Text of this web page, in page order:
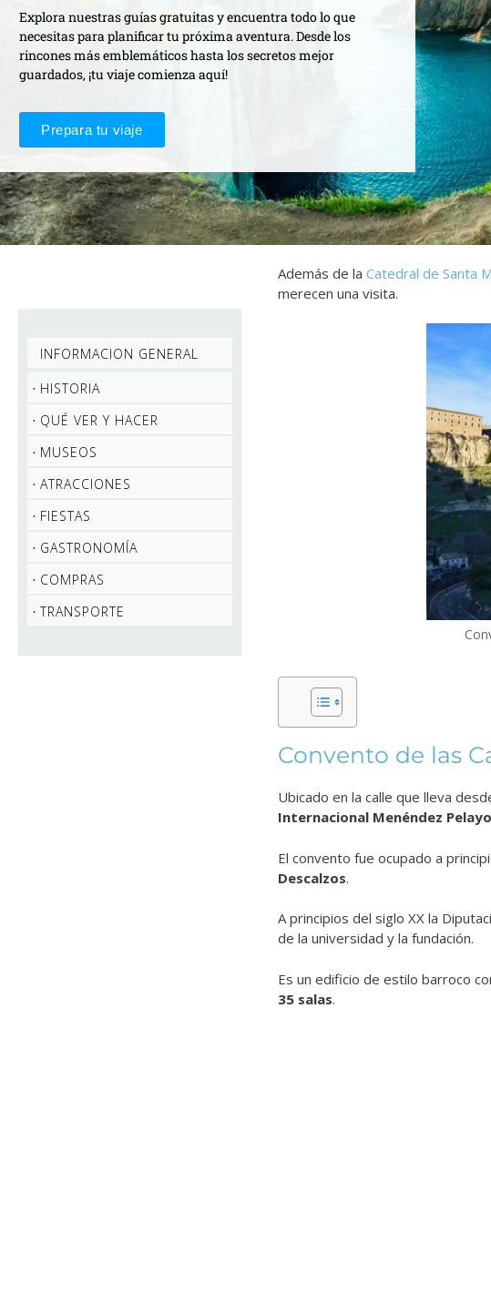
Explora nuestras guías gratuitas y encuentra todo lo que
necesitas para planificar tu próxima aventura. Desde los
rincones más emblemáticos hasta los secretos mejor
guardados, ¡tu viaje comienza aquí!
Prepara tu viaje
INFORMACION GENERAL
HISTORIA
QUÉ VER Y HACER
MUSEOS
ATRACCIONES
FIESTAS
GASTRONOMÍA
COMPRAS
TRANSPORTE
Además de la Catedral de Santa
merecen una visita.
Convento de las
Ubicado en la calle que lleva
Internacional Menéndez Pelayo
El convento fue ocupado a
Descalzos.
A principios del siglo XX la
de la universidad y la fundación.
Es un edificio de estilo barroco
35 salas.